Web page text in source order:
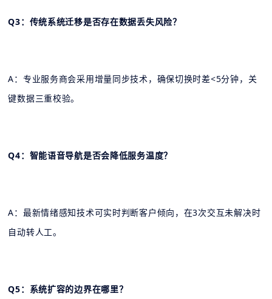
Q3：传统系统迁移是否存在数据丢失风险？
A：专业服务商会采用增量同步技术，确保切换时差<5分钟，关
键数据三重校验。
Q4：智能语音导航是否会降低服务温度？
A：最新情绪感知技术可实时判断客户倾向，在3次交互未解决时
自动转人工。
Q5：系统扩容的边界在哪里？